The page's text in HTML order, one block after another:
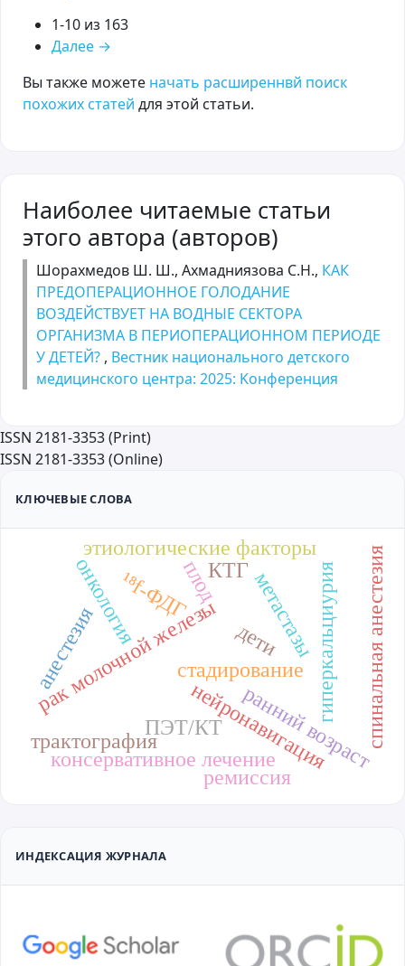
1-10 из 163
Далее →
Вы также можете начать расширеннвй поиск
похожих статей для этой статьи.
Наиболее читаемые статьи
этого автора (авторов)
Шорахмедов Ш. Ш., Ахмадниязова С.Н., КАК
ПРЕДОПЕРАЦИОННОЕ ГОЛОДАНИЕ
ВОЗДЕЙСТВУЕТ НА ВОДНЫЕ СЕКТОРА
ОРГАНИЗМА В ПЕРИОПЕРАЦИОННОМ ПЕРИОДЕ
У ДЕТЕЙ? , Вестник национального детского
медицинского центра: 2025: Kонференция
ISSN 2181-3353 (Print)
ISSN 2181-3353 (Online)
КЛЮЧЕВЫЕ СЛОВА
рак молочной железы
ПЭТ/КТ
¹⁸f-ФДГ метастазы
стадирование
онкология
трактография нейронавигация
дети
ранний возраст
этиологические факторы
гиперкальциурия
консервативное лечение
ремиссия
спинальная анестезия
плодКТГ
анестезия
ИНДЕКСАЦИЯ ЖУРНАЛА